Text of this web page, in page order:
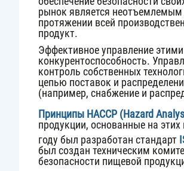
рынок является
протяжении всей
продукт.
Эффективное управление
конкурентоспособность.
контроль собственных
цепью поставок и
(например, снабжение и
Принципы НАССР (Hazard
продукции, основанные на
году был разработан стандарт
был создан техническим
безопасности пищевой